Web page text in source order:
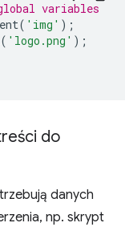
variables
( 'img' );
( 'logo.png' );
do
danych
np. skrypt